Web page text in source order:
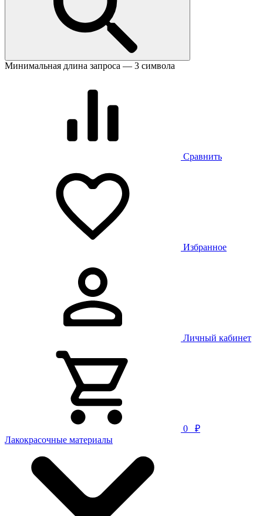
Минимальная длина запроса — 3 символа
Сравнить
Избранное
Личный кабинет
0
₽
Лакокрасочные материалы